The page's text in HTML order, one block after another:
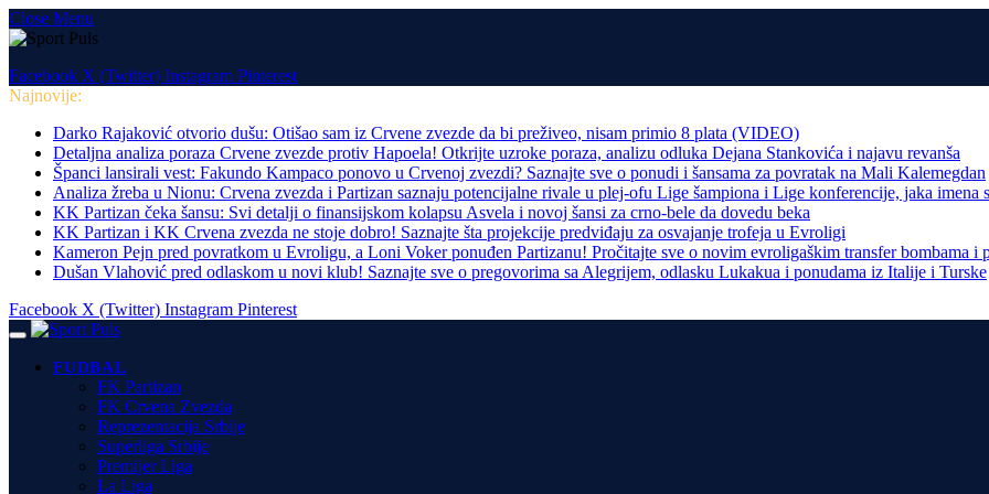
Close Menu
Facebook X (Twitter) Instagram Pinterest
Najnovije:
Darko Rajaković otvorio dušu: Otišao sam iz Crvene zvezde da bi preživeo, nisam primio 8 plata (VIDEO)
Detaljna analiza poraza Crvene zvezde protiv Hapoela! Otkrijte uzroke poraza, analizu odluka Dejana Stankovića i najavu revanša
Španci lansirali vest: Fakundo Kampaco ponovo u Crvenoj zvezdi? Saznajte sve o ponudi i šansama za povratak na Mali Kalemegdan
Analiza žreba u Nionu: Crvena zvezda i Partizan saznaju potencijalne rivale u plej-ofu Lige šampiona i Lige konferencije, jaka imena
KK Partizan čeka šansu: Svi detalji o finansijskom kolapsu Asvela i novoj šansi za crno-bele da dovedu beka
KK Partizan i KK Crvena zvezda ne stoje dobro! Saznajte šta projekcije predviđaju za osvajanje trofeja u Evroligi
Kameron Pejn pred povratkom u Evroligu, a Loni Voker ponuđen Partizanu! Pročitajte sve o novim evroligaškim transfer bombama i
Dušan Vlahović pred odlaskom u novi klub! Saznajte sve o pregovorima sa Alegrijem, odlasku Lukakua i ponudama iz Italije i Turske
Facebook X (Twitter) Instagram Pinterest
FUDBAL
FK Partizan
FK Crvena Zvezda
Reprezentacija Srbije
Superliga Srbije
Premijer Liga
La Liga